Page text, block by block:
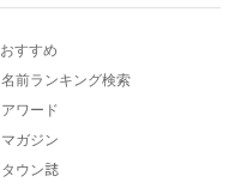
おすすめ
名前ランキング検索
アワード
マガジン
タウン誌